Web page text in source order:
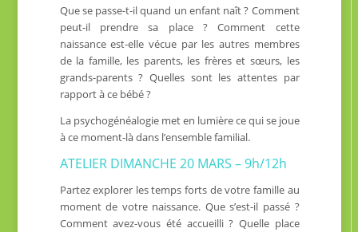
Que se passe-t-il quand un enfant naît ? Comment
peut-il prendre sa place ? Comment cette
naissance est-elle vécue par les autres membres
de la famille, les parents, les frères et sœurs, les
grands-parents ? Quelles sont les attentes par
rapport à ce bébé ?
La psychogénéalogie met en lumière ce qui se joue
à ce moment-là dans l’ensemble familial.
ATELIER DIMANCHE 20 MARS – 9h/12h
Partez explorer les temps forts de votre famille au
moment de votre naissance. Que s’est-il passé ?
Comment avez-vous été accueilli ? Quelle place